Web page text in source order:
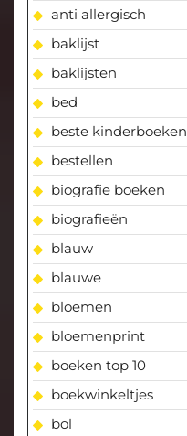
anti allergisch
baklijst
baklijsten
bed
beste kinderboeken
bestellen
biografie boeken
biografieën
blauw
blauwe
bloemen
bloemenprint
boeken top 10
boekwinkeltjes
bol